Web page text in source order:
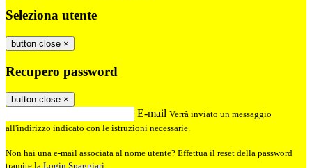
Seleziona utente
button close ×
Recupero password
button close ×
E-mail Verrà inviato un messaggio
all'indirizzo indicato con le istruzioni necessarie.
Non hai una e-mail associata al nome utente? Effettua il reset della password
tramite la Login Spaggiari